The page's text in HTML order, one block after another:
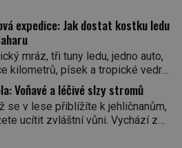
směs s názvem lučavka
Svůj přídomek nemá pro nic
[…]
zástupce zvířecí říše – kabara
V Evropě ho jako první
švédský botanik Carl Linné
jenže v Asii o něm ví už
staletí. Zvíře připomíná jelena,
dosahuje […]
expedice: Jak dostat kostku ledu
mráz, tři tuny ledu, jedno auto,
kilometrů, písek a tropické vedro.
ve zkratce zdánlivě nesplnitelná
která se promění v úžasné
a důkaz, že nic není
Vše začíná na podzim 1958
Voňavé a léčivé slzy stromů
se v lese přiblížíte k jehličnanům,
ucítit zvláštní vůni. Vychází z